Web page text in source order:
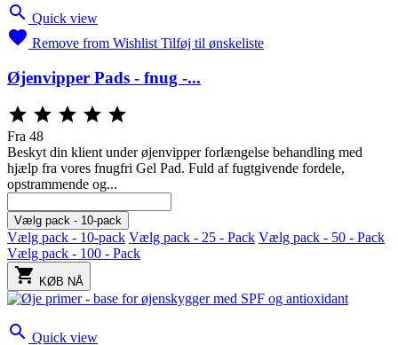
 Quick view
 Remove from Wishlist Tilføj til ønskeliste
Øjenvipper Pads - fnug -...
    
Fra 48
Beskyt din klient under øjenvipper forlængelse behandling med
hjælp fra vores fnugfri Gel Pad. Fuld af fugtgivende fordele,
opstrammende og...
Vælg pack - 10-pack
Vælg pack - 10-pack Vælg pack - 25 - Pack Vælg pack - 50 - Pack
Vælg pack - 100 - Pack
 KØB NÅ
 Quick view